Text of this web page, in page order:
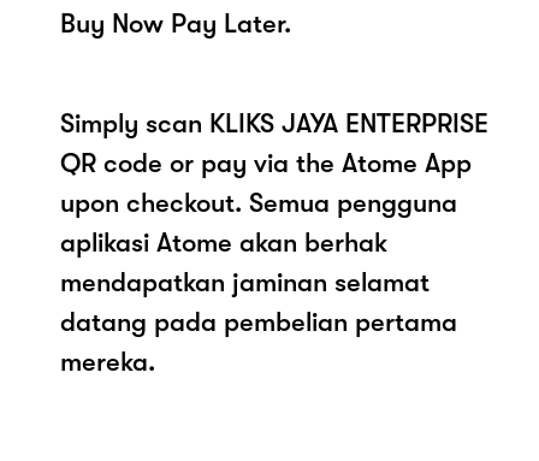
Buy Now Pay Later.
Simply scan KLIKS JAYA ENTERPRISE
QR code or pay via the Atome App
upon checkout. Semua pengguna
aplikasi Atome akan berhak
mendapatkan jaminan selamat
datang pada pembelian pertama
mereka.